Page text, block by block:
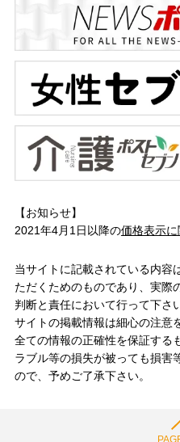
【お知らせ】
2021年4月1日以降の価格表示に
当サイトに記載されている内容
ただくためのものであり、実際
判断と責任において行って下さ
サイトの掲載情報は細心の注意
全ての情報の正確性を保証する
ラブル等の損失が被っても損害
ので、予めご了承下さい。